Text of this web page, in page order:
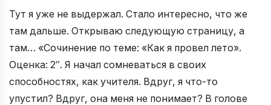
Тут я уже не выдержал. Стало интересно, что же
там дальше. Открываю следующую страницу, а
там… «Сочинение по теме: «Как я провел лето».
Оценка: 2″. Я начал сомневаться в своих
способностях, как учителя. Вдруг, я что-то
упустил? Вдруг, она меня не понимает? В голове